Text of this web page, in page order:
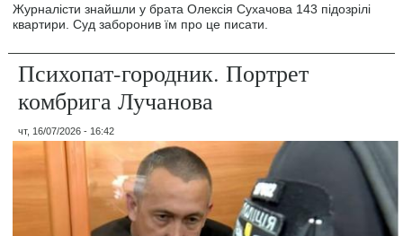
Журналісти знайшли у брата Олексія Сухачова 143 підозрілі
квартири. Суд заборонив їм про це писати.
Психопат-городник. Портрет
комбрига Лучанова
чт, 16/07/2026 - 16:42